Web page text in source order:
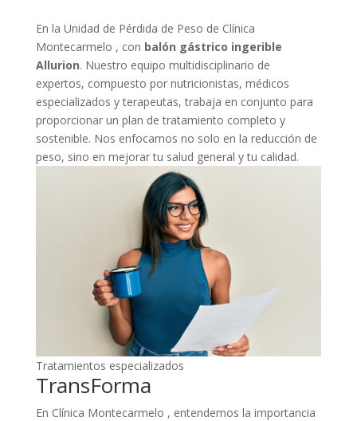
En la Unidad de Pérdida de Peso de Clínica
Montecarmelo , con balón gástrico ingerible
Allurion. Nuestro equipo multidisciplinario de
expertos, compuesto por nutricionistas, médicos
especializados y terapeutas, trabaja en conjunto para
proporcionar un plan de tratamiento completo y
sostenible. Nos enfocamos no solo en la reducción de
peso, sino en mejorar tu salud general y tu calidad.
Tratamientos especializados
TransForma
En Clínica Montecarmelo , entendemos la importancia